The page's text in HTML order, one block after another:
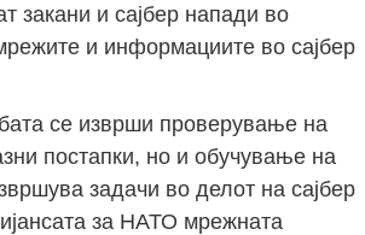
закани и сајбер напади во
и информациите во сајбер
се изврши проверување на
постапки, но и обучување на
задачи во делот на сајбер
за НАТО мрежната